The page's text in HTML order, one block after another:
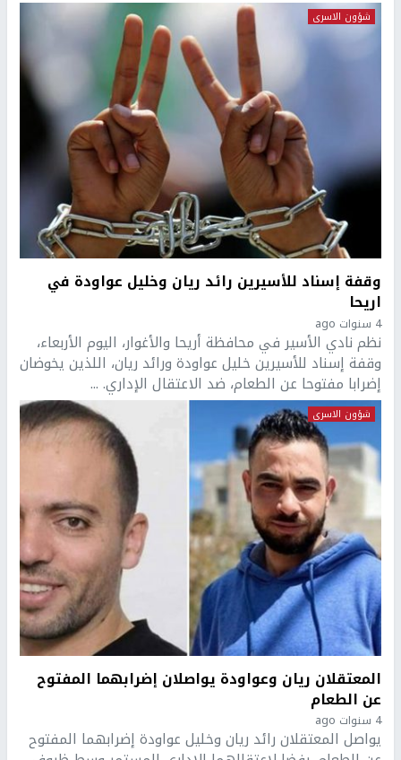
شؤون الاسرى
وقفة إسناد للأسيرين رائد ريان وخليل عواودة في
اريحا
4 سنوات ago
نظم نادي الأسير في محافظة أريحا والأغوار، اليوم الأربعاء،
وقفة إسناد للأسيرين خليل عواودة ورائد ريان، اللذين يخوضان
إضرابا مفتوحا عن الطعام، ضد الاعتقال الإداري. ...
شؤون الاسرى
المعتقلان ريان وعواودة يواصلان إضرابهما المفتوح
عن الطعام
4 سنوات ago
يواصل المعتقلان رائد ريان وخليل عواودة إضرابهما المفتوح